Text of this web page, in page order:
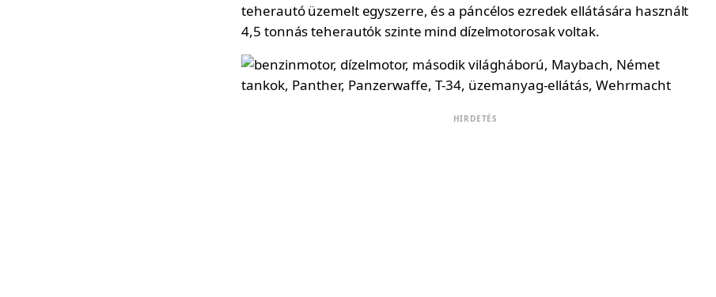
teherautó üzemelt egyszerre, és a páncélos ezredek ellátására használt
4,5 tonnás teherautók szinte mind dízelmotorosak voltak.
HIRDETÉS